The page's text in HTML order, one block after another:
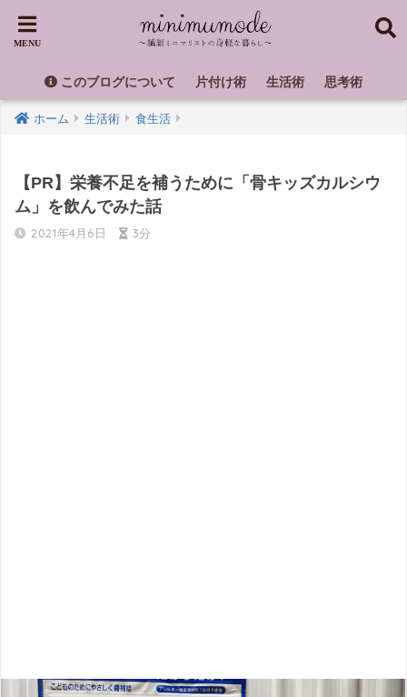
このブログについて 片付け術 生活術 思考術
ホーム 生活術 食生活
【PR】栄養不足を補うために「骨キッズカルシウ
ム」を飲んでみた話
2021年4月6日 3分